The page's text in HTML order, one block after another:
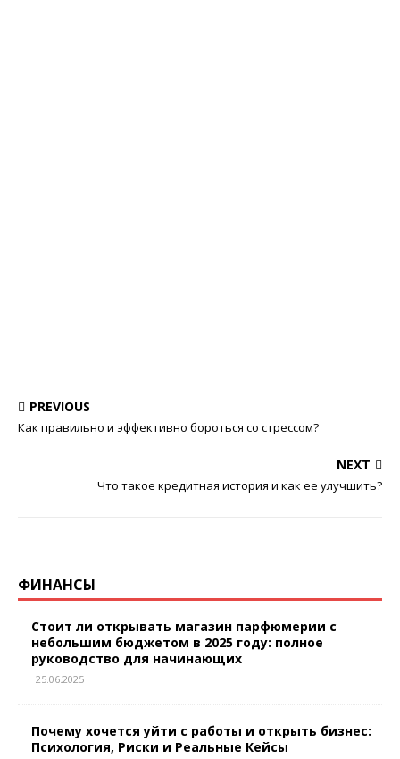
PREVIOUS
Как правильно и эффективно бороться со стрессом?
NEXT
Что такое кредитная история и как ее улучшить?
ФИНАНСЫ
Стоит ли открывать магазин парфюмерии с
небольшим бюджетом в 2025 году: полное
руководство для начинающих
25.06.2025
Почему хочется уйти с работы и открыть бизнес:
Психология, Риски и Реальные Кейсы